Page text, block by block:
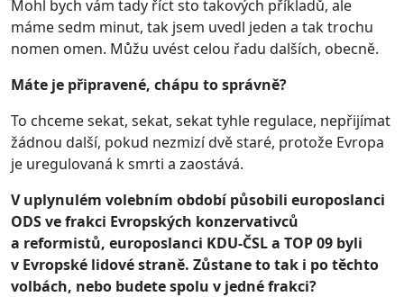
Mohl bych vám tady říct sto takových příkladů, ale
máme sedm minut, tak jsem uvedl jeden a tak trochu
nomen omen. Můžu uvést celou řadu dalších, obecně.
Máte je připravené, chápu to správně?
To chceme sekat, sekat, sekat tyhle regulace, nepřijímat
žádnou další, pokud nezmizí dvě staré, protože Evropa
je uregulovaná k smrti a zaostává.
V uplynulém volebním období působili europoslanci
ODS ve frakci Evropských konzervativců
a reformistů, europoslanci KDU-ČSL a TOP 09 byli
v Evropské lidové straně. Zůstane to tak i po těchto
volbách, nebo budete spolu v jedné frakci?